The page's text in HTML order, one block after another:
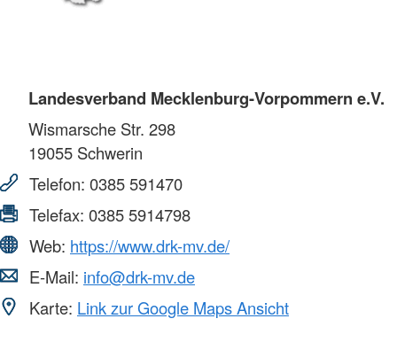
Landesverband Mecklenburg-Vorpommern e.V.
Wismarsche Str. 298
19055 Schwerin
Telefon: 0385 591470
Telefax: 0385 5914798
Web: https://www.drk-mv.de/
E-Mail: info@drk-mv.de
Karte: Link zur Google Maps Ansicht